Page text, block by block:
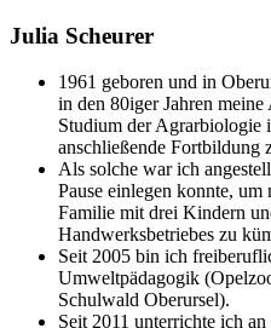
Julia Scheurer
1961 geboren und in
in den 80iger Jahren
Studium der Agrarbiologie
anschließende Fortbildung
Als solche war ich
Pause einlegen konnte,
Familie mit drei Kindern
Handwerksbetriebes zu
Seit 2005 bin ich
Umweltpädagogik
Schulwald Oberursel).
Seit 2011 unterrichte ich